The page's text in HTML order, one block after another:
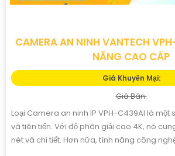
CAMERA AN NINH VANTECH
NĂNG CAO CẤP
Giá Khuyến Mại:
Giá Bán:
Loại Camera an ninh IP VPH-C439AI là một
và tiên tiến. Với độ phân giải cao 4K, nó
nét và chi tiết. Hơn nữa, tính năng công